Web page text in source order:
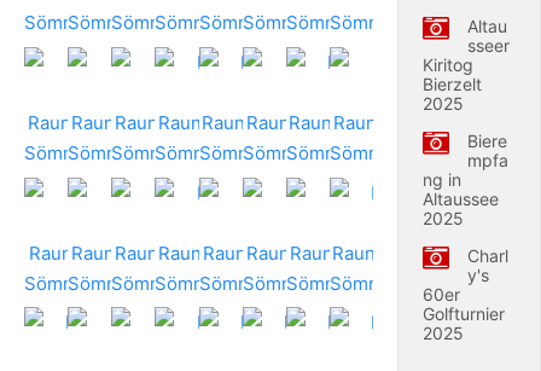
Altau
sseer
Kiritog
Bierzelt
2025
Biere
mpfa
ng in
Altaussee
2025
Charl
y's
60er
Golfturnier
2025